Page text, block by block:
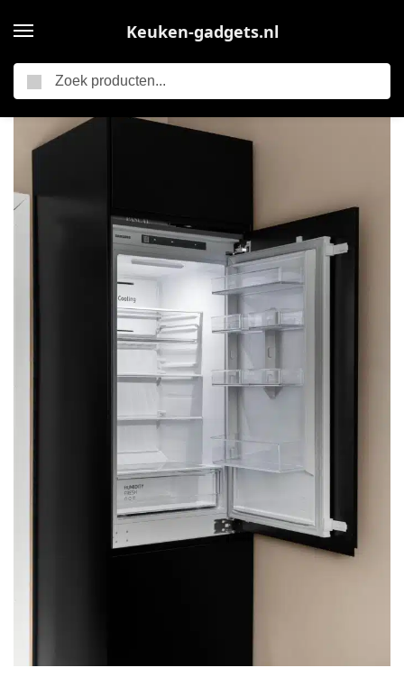
Keuken-gadgets.nl
Gastblogs / Altijd vers: Hoe een koel-vriescombinatie voedselverspilling vermindert